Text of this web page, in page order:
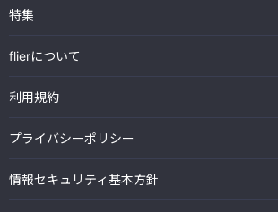
特集
flierについて
利用規約
プライバシーポリシー
情報セキュリティ基本方針